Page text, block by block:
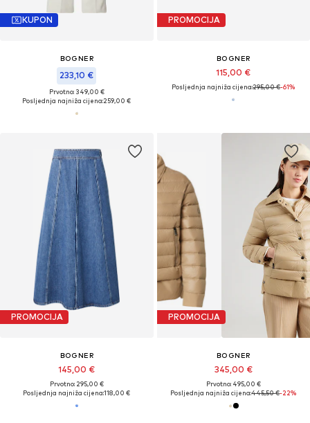
KUPON
BOGNER
233,10 €
Prvotno: 349,00 €
Posljednja najniža cijena:259,00 €
PROMOCIJA
BOGNER
115,00 €
Posljednja najniža cijena:295,00 €-61%
PROMOCIJA
BOGNER
145,00 €
Prvotno: 295,00 €
Posljednja najniža cijena:118,00 €
PROMOCIJA
BOGNER
345,00 €
Prvotno: 495,00 €
Posljednja najniža cijena:445,50 €-22%